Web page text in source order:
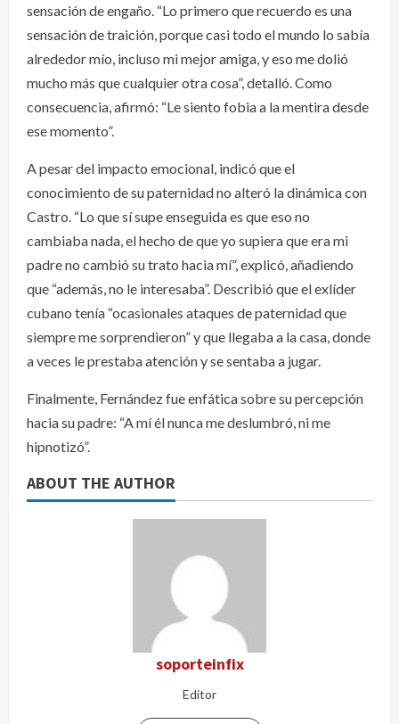
sensación de engaño. “Lo primero que recuerdo es una
sensación de traición, porque casi todo el mundo lo sabía
alrededor mío, incluso mi mejor amiga, y eso me dolió
mucho más que cualquier otra cosa”, detalló. Como
consecuencia, afirmó: “Le siento fobia a la mentira desde
ese momento”.
A pesar del impacto emocional, indicó que el
conocimiento de su paternidad no alteró la dinámica con
Castro. “Lo que sí supe enseguida es que eso no
cambiaba nada, el hecho de que yo supiera que era mi
padre no cambió su trato hacia mí”, explicó, añadiendo
que “además, no le interesaba”. Describió que el exlíder
cubano tenía “ocasionales ataques de paternidad que
siempre me sorprendieron” y que llegaba a la casa, donde
a veces le prestaba atención y se sentaba a jugar.
Finalmente, Fernández fue enfática sobre su percepción
hacia su padre: “A mí él nunca me deslumbró, ni me
hipnotizó”.
ABOUT THE AUTHOR
soporteinfix
Editor